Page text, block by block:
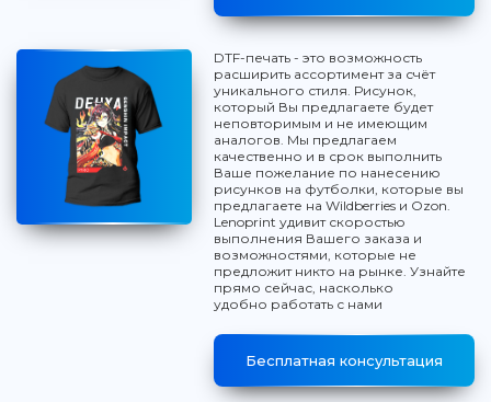
DTF-печать - это возможность
расширить ассортимент за счёт
уникального стиля. Рисунок,
который Вы предлагаете будет
неповторимым и не имеющим
аналогов. Мы предлагаем
качественно и в срок выполнить
Ваше пожелание по нанесению
рисунков на футболки, которые вы
предлагаете на Wildberries и Ozon.
Lenoprint удивит скоростью
выполнения Вашего заказа и
возможностями, которые не
предложит никто на рынке. Узнайте
прямо сейчас, насколько
удобно работать с нами
Бесплатная консультация